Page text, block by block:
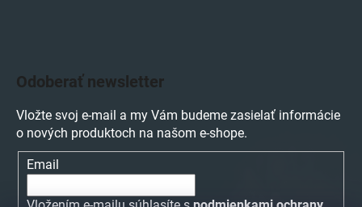
Odoberať newsletter
Vložte svoj e-mail a my Vám budeme zasielať informácie
o nových produktoch na našom e-shope.
Email